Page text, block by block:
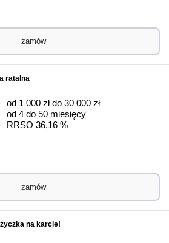
zamów
ratalna
od 1 000 zł do 30 000 zł
od 4 do 50 miesięcy
RRSO 36,16 %
zamów
na karcie!